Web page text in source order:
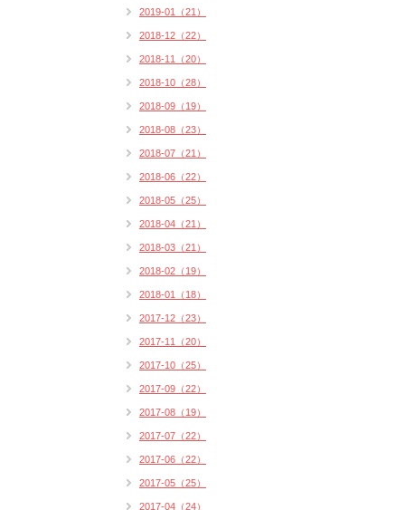
2019-01（21）
2018-12（22）
2018-11（20）
2018-10（28）
2018-09（19）
2018-08（23）
2018-07（21）
2018-06（22）
2018-05（25）
2018-04（21）
2018-03（21）
2018-02（19）
2018-01（18）
2017-12（23）
2017-11（20）
2017-10（25）
2017-09（22）
2017-08（19）
2017-07（22）
2017-06（22）
2017-05（25）
2017-04（24）